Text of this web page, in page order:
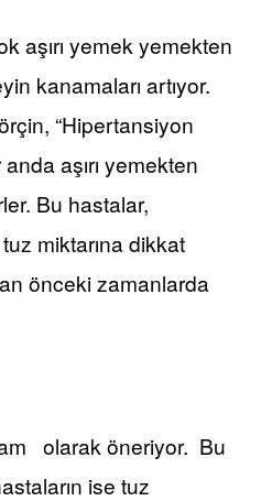
aşırı yemek yemekten
kanamaları artıyor.
“Hipertansiyon
aşırı yemekten
Bu hastalar,
miktarına dikkat
önceki zamanlarda
olarak öneriyor. Bu
ise tuz